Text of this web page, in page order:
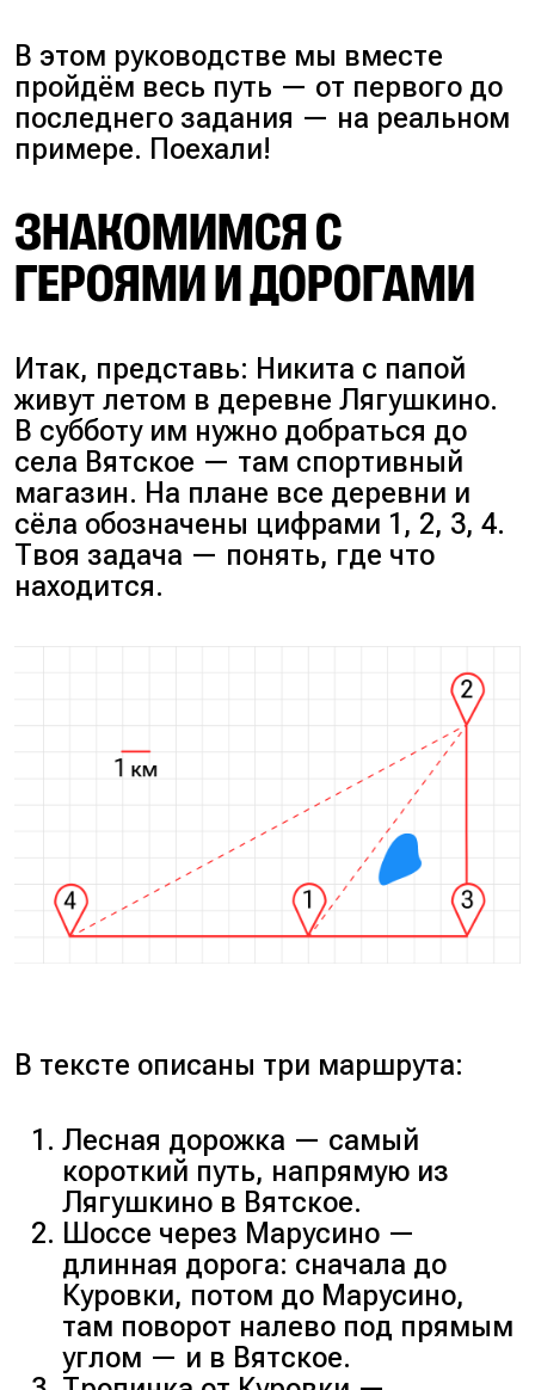
В этом руководстве мы вместе
пройдём весь путь — от первого до
последнего задания — на реальном
примере. Поехали!
ЗНАКОМИМСЯ С
ГЕРОЯМИ И ДОРОГАМИ
Итак, представь: Никита с папой
живут летом в деревне Лягушкино.
В субботу им нужно добраться до
села Вятское — там спортивный
магазин. На плане все деревни и
сёла обозначены цифрами 1, 2, 3, 4.
Твоя задача — понять, где что
находится.
В тексте описаны три маршрута:
Лесная дорожка — самый
короткий путь, напрямую из
Лягушкино в Вятское.
Шоссе через Марусино —
длинная дорога: сначала до
Куровки, потом до Марусино,
там поворот налево под прямым
углом — и в Вятское.